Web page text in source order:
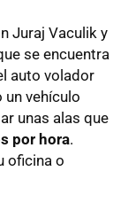
Juraj Vaculik y
se encuentra
auto volador
vehículo
unas alas que
por hora.
oficina o